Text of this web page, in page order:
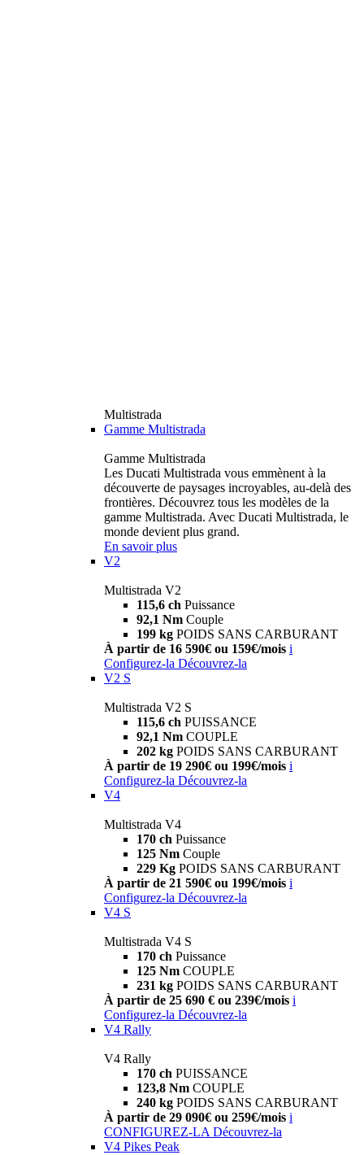
Multistrada
Gamme Multistrada
Gamme Multistrada
Les Ducati Multistrada vous emmènent à la
découverte de paysages incroyables, au-delà des
frontières. Découvrez tous les modèles de la
gamme Multistrada. Avec Ducati Multistrada, le
monde devient plus grand.
En savoir plus
V2
Multistrada V2
115,6 ch Puissance
92,1 Nm Couple
199 kg POIDS SANS CARBURANT
À partir de 16 590€ ou 159€/mois i
Configurez-la Découvrez-la
V2 S
Multistrada V2 S
115,6 ch PUISSANCE
92,1 Nm COUPLE
202 kg POIDS SANS CARBURANT
À partir de 19 290€ ou 199€/mois i
Configurez-la Découvrez-la
V4
Multistrada V4
170 ch Puissance
125 Nm Couple
229 Kg POIDS SANS CARBURANT
À partir de 21 590€ ou 199€/mois i
Configurez-la Découvrez-la
V4 S
Multistrada V4 S
170 ch Puissance
125 Nm COUPLE
231 kg POIDS SANS CARBURANT
À partir de 25 690 € ou 239€/mois i
Configurez-la Découvrez-la
V4 Rally
V4 Rally
170 ch PUISSANCE
123,8 Nm COUPLE
240 kg POIDS SANS CARBURANT
À partir de 29 090€ ou 259€/mois i
CONFIGUREZ-LA Découvrez-la
V4 Pikes Peak